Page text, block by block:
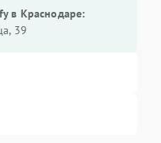
в Краснодаре:
39